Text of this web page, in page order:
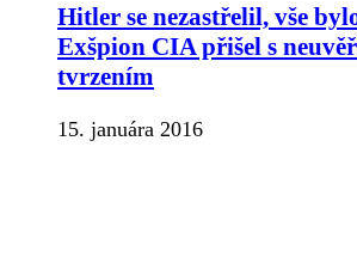
Hitler se nezastřelil, vše
Exšpion CIA přišel s
tvrzením
15. januára 2016